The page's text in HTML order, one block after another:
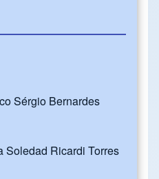
Sérgio Bernardes
Soledad Ricardi Torres